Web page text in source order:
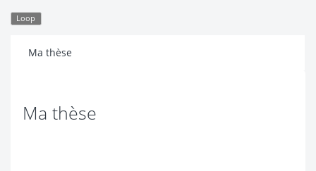
Loop
Ma thèse
Ma thèse